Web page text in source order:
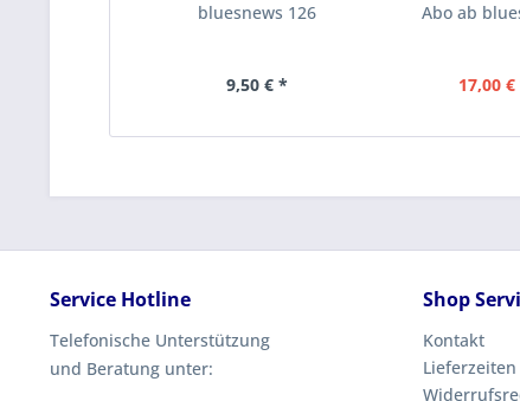
bluesnews 126
9,50 € *
Abo ab
17,00
Service Hotline
Telefonische Unterstützung
und Beratung unter:
Shop
Kontakt
Lieferzeiten